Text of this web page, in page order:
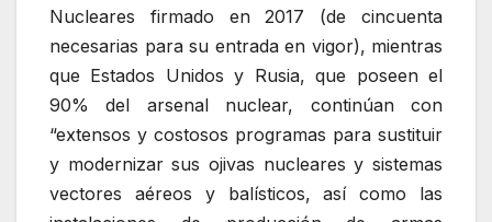
Nucleares firmado en 2017 (de cincuenta
necesarias para su entrada en vigor), mientras
que Estados Unidos y Rusia, que poseen el
90% del arsenal nuclear, continúan con
“extensos y costosos programas para sustituir
y modernizar sus ojivas nucleares y sistemas
vectores aéreos y balísticos, así como las